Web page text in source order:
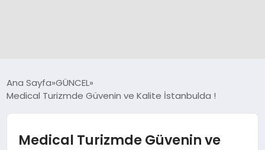
DÜNYA
Ana Sayfa GÜNCEL
Medical Turizmde Güvenin ve Kalite İstanbulda !
Medical Turizmde Güvenin ve